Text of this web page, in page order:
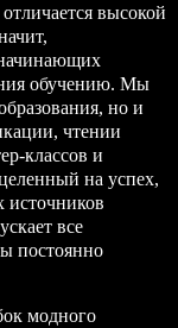
высокой
обучению. Мы
но и
чтении
классов и
на успех,
все
постоянно
модного